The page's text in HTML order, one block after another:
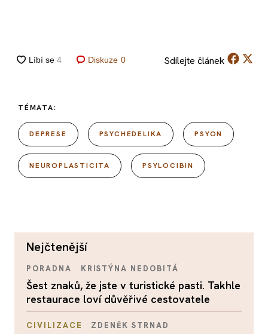
Diskuze 0 Sdílejte článek
TÉMATA:
DEPRESE PSYCHEDELIKA PSYON
NEUROPLASTICITA PSYLOCIBIN
nejčtenější
PORADNA KRISTÝNA NEDOBITÁ
Šest znaků, že jste v turistické pasti. Takhle
restaurace loví důvěřivé cestovatele
CIVILIZACE ZDENĚK STRNAD